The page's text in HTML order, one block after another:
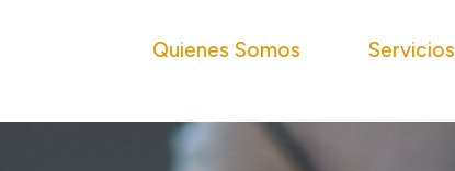
Quienes Somos Servicios